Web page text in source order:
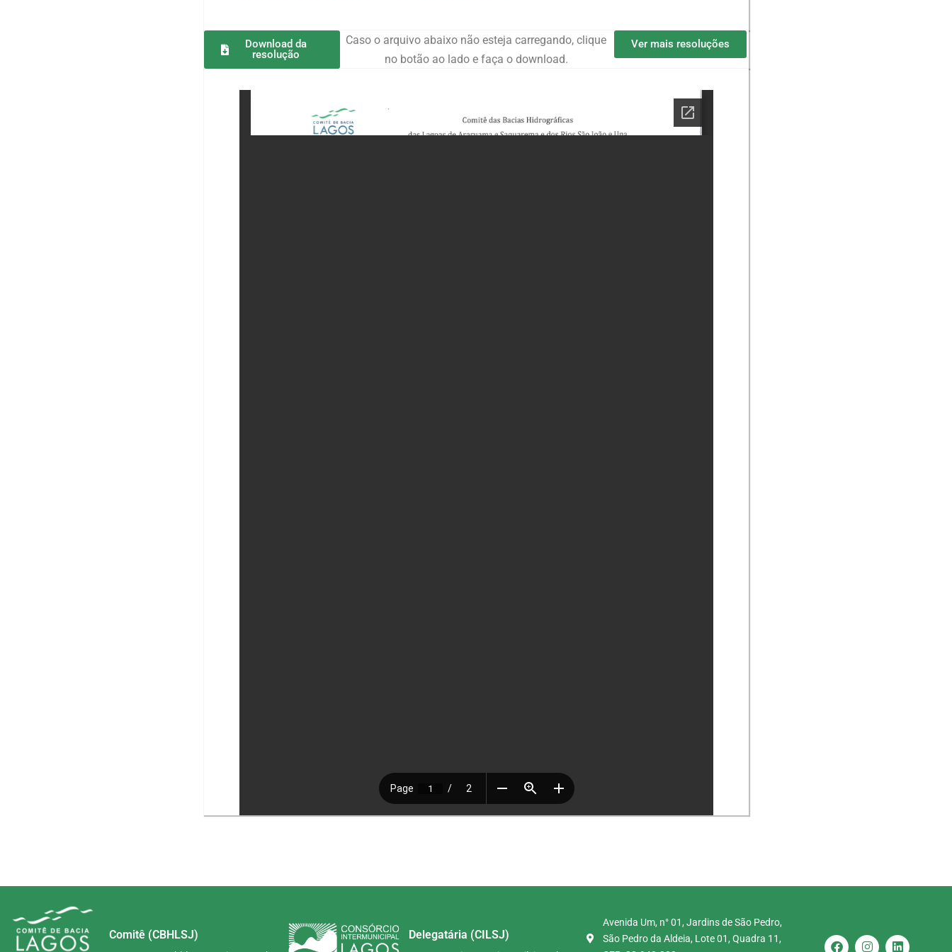
Download da
resolução
Caso o arquivo abaixo não esteja carregando, clique
no botão ao lado e faça o download.
Ver mais resoluções
Comitê (CBHLSJ) Delegatária (CILSJ)
Avenida Um, n° 01, Jardins de São Pedro,
São Pedro da Aldeia, Lote 01, Quadra 11,